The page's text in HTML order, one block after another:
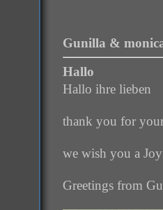
Gunilla &
Hallo
Hallo ihre lieben
thank you for
we wish you a
Greetings from